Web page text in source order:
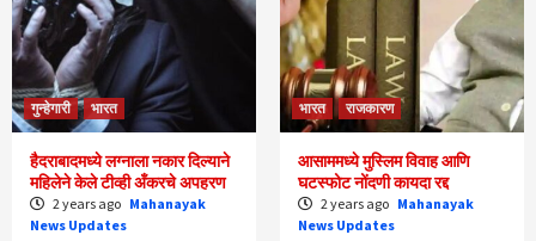
गुन्हेगारी भारत
हैदराबादमध्ये लग्नाला नकार दिल्याने
महिलेने केले टीव्ही अँकरचे अपहरण
2 years ago Mahanayak
News Updates
भारत राजकारण
आसाममध्ये मुस्लिम विवाह आणि
घटस्फोट नोंदणी कायदा रद्द
2 years ago Mahanayak
News Updates